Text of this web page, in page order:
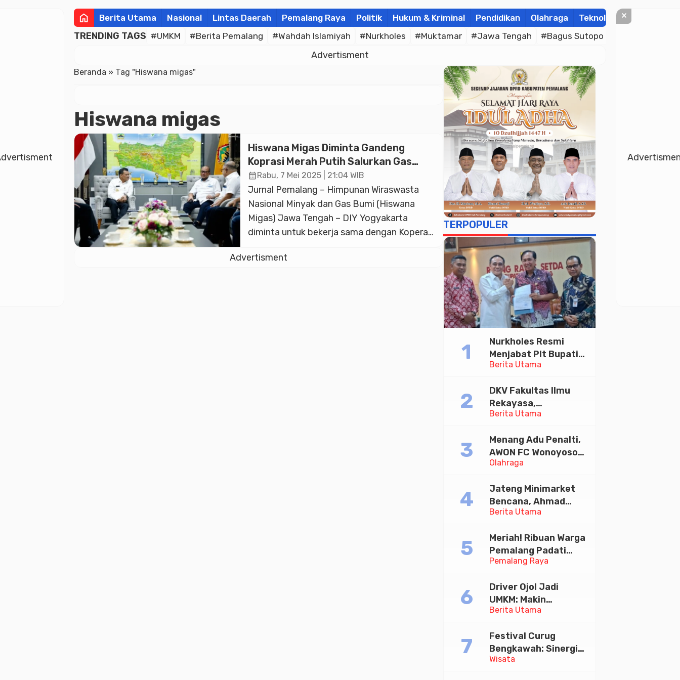
home Berita Utama Nasional Lintas Daerah Pemalang Raya Politik Hukum & Kriminal Pendidikan Olahraga Teknologi
TRENDING TAGS #UMKM #Berita Pemalang #Wahdah Islamiyah #Nurkholes #Muktamar #Jawa Tengah #Bagus Sutopo
Advertisment
Beranda » Tag "Hiswana migas"
Hiswana migas
Hiswana Migas Diminta Gandeng
Koprasi Merah Putih Salurkan Gas
Elpiji 3 Kg
calendar_monthRabu, 7 Mei 2025 | 21:04 WIB
Jurnal Pemalang – Himpunan Wiraswasta
Nasional Minyak dan Gas Bumi (Hiswana
Migas) Jawa Tengah – DIY Yogyakarta
diminta untuk bekerja sama dengan Koperasi
elpiji 3 kg bersubsidi. Permintaan itu
Advertisment
TERPOPULER
Berita Utama
Nurkholes Resmi
Menjabat Plt Bupati
Pemalang
Berita Utama
DKV Fakultas Ilmu
Rekayasa,
Universitas
Diskusi Desain
Olahraga
Menang Adu Penalti,
AWON FC Wonoyoso
Juara Bhayangkara
Berita Utama
Jateng Minimarket
Bencana, Ahmad
Luthfi Minta PMI Jadi
Pemalang Raya
Meriah! Ribuan Warga
Pemalang Padati
Kirab Festival Kamir
Berita Utama
Driver Ojol Jadi
UMKM: Makin
Sejahtera atau
Diskusi Paramadina
Wisata
Festival Curug
Bengkawah: Sinergi
Desa Sikasur dan
×